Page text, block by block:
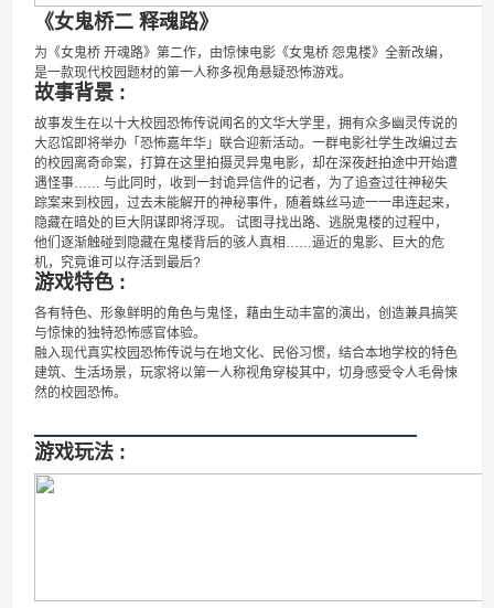
《女鬼桥二 释魂路》
为《女鬼桥 开魂路》第二作，由惊悚电影《女鬼桥 怨鬼楼》全新改编，
是一款现代校园题材的第一人称多视角悬疑恐怖游戏。
故事背景 :
故事发生在以十大校园恐怖传说闻名的文华大学里，拥有众多幽灵传说的
大忍馆即将举办「恐怖嘉年华」联合迎新活动。一群电影社学生改编过去
的校园离奇命案，打算在这里拍摄灵异鬼电影，却在深夜赶拍途中开始遭
遇怪事…… 与此同时，收到一封诡异信件的记者，为了追查过往神秘失
踪案来到校园，过去未能解开的神秘事件，随着蛛丝马迹一一串连起来，
隐藏在暗处的巨大阴谋即将浮现。 试图寻找出路、逃脱鬼楼的过程中，
他们逐渐触碰到隐藏在鬼楼背后的骇人真相……逼近的鬼影、巨大的危
机，究竟谁可以存活到最后?
游戏特色 :
各有特色、形象鲜明的角色与鬼怪，藉由生动丰富的演出，创造兼具搞笑
与惊悚的独特恐怖感官体验。
融入现代真实校园恐怖传说与在地文化、民俗习惯，结合本地学校的特色
建筑、生活场景，玩家将以第一人称视角穿梭其中，切身感受令人毛骨悚
然的校园恐怖。
游戏玩法 :